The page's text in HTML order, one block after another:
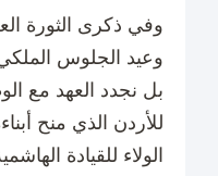
وفي ذكرى الثورة
وعيد الجلوس
بل نجدد العهد مع
للأردن الذي منح
الولاء للقيادة